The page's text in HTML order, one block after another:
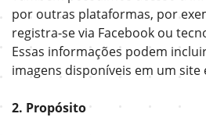
por outras plataformas, por
registra-se via Facebook ou
Essas informações podem
imagens disponíveis em um site
2. Propósito